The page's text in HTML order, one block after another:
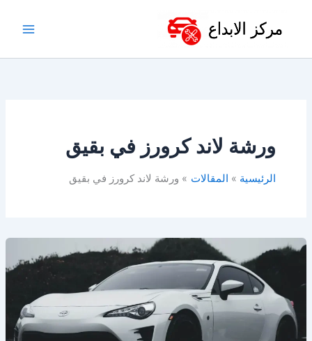
ورشة لاند كرورز في بقيق
الرئيسية المقالات ورشة لاند كرورز في بقيق
أفضل
في
الخبر
والدمام